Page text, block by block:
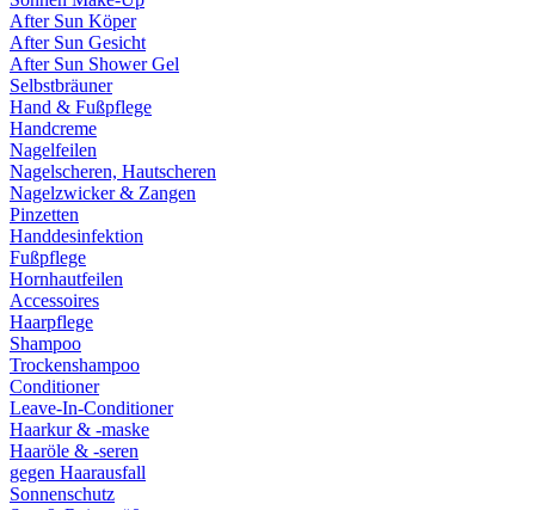
After Sun Köper
After Sun Gesicht
After Sun Shower Gel
Selbstbräuner
Hand & Fußpflege
Handcreme
Nagelfeilen
Nagelscheren, Hautscheren
Nagelzwicker & Zangen
Pinzetten
Handdesinfektion
Fußpflege
Hornhautfeilen
Accessoires
Haarpflege
Shampoo
Trockenshampoo
Conditioner
Leave-In-Conditioner
Haarkur & -maske
Haaröle & -seren
gegen Haarausfall
Sonnenschutz